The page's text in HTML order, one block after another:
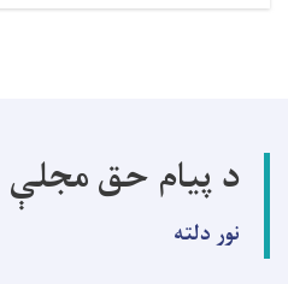
د پیام حق مجلې
نور دلته